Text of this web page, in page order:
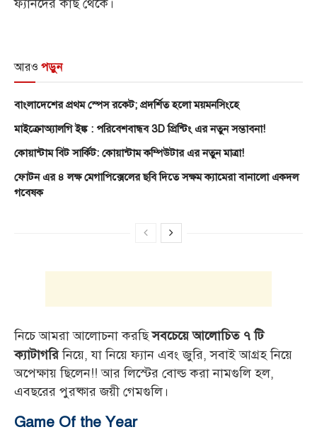
ফ্যানদের কাছ থেকে।
আরও পড়ুন
বাংলাদেশের প্রথম স্পেস রকেট; প্রদর্শিত হলো ময়মনসিংহে
মাইক্রোঅ্যালগি ইঙ্ক : পরিবেশবান্ধব 3D প্রিন্টিং এর নতুন সম্ভাবনা!
কোয়ান্টাম বিট সার্কিট: কোয়ান্টাম কম্পিউটার এর নতুন মাত্রা!
ফোটন এর ৪ লক্ষ মেগাপিক্সেলের ছবি দিতে সক্ষম ক্যামেরা বানালো একদল
গবেষক
নিচে আমরা আলোচনা করছিসবচেয়ে আলোচিত ৭ টি
ক্যাটাগরিনিয়ে, যা নিয়ে ফ্যান এবং জুরি, সবাই আগ্রহ নিয়ে
অপেক্ষায় ছিলেন!! আর লিস্টের বোল্ড করা নামগুলি হল,
এবছরের পুরষ্কার জয়ী গেমগুলি।
Game Of the Year